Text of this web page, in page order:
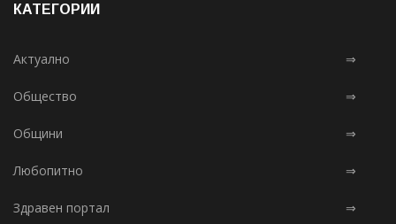
КАТЕГОРИИ
Актуално ⇒
Общество ⇒
Общини ⇒
Любопитно ⇒
Здравен портал ⇒